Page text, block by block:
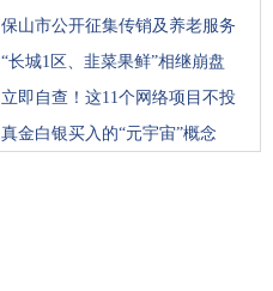
保山市公开征集传销及养老服务
“长城1区、韭菜果鲜”相继崩盘
立即自查！这11个网络项目不投
真金白银买入的“元宇宙”概念